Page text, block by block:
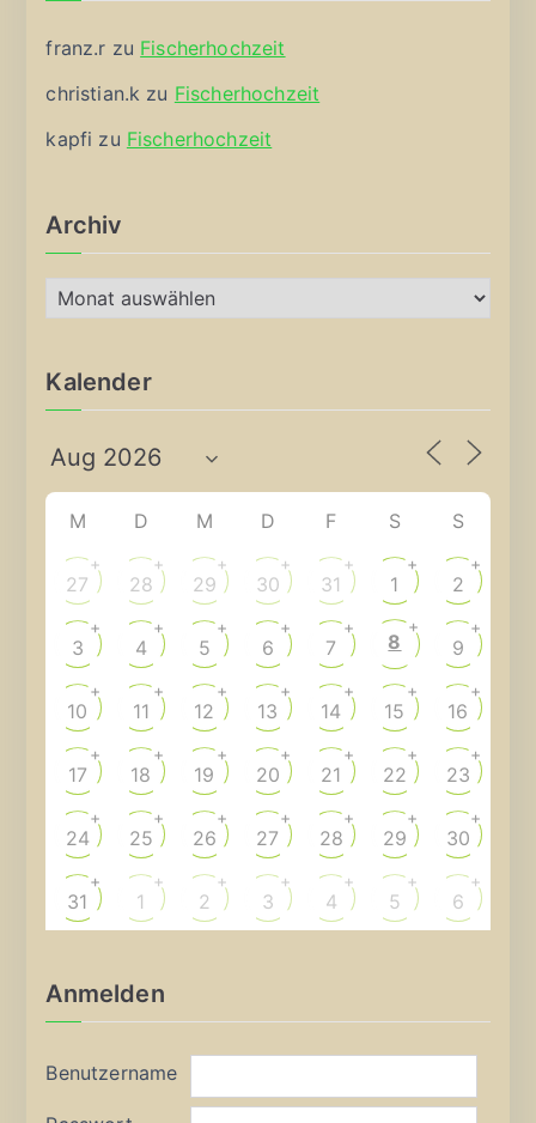
franz.r zu Fischerhochzeit
christian.k zu Fischerhochzeit
kapfi zu Fischerhochzeit
Archiv
r
h
v
Kalender
M D M D F S S
27
+
28
+
29
+
30
+
31
+
1
+
2
+
3
+
4
+
5
+
6
+
7
+
8
+
9
+
10
+
11
+
12
+
13
+
14
+
15
+
16
+
17
+
18
+
19
+
20
+
21
+
22
+
23
+
24
+
25
+
26
+
27
+
28
+
29
+
30
+
31
+
1
+
2
+
3
+
4
+
5
+
6
+
Anmelden
Benutzername